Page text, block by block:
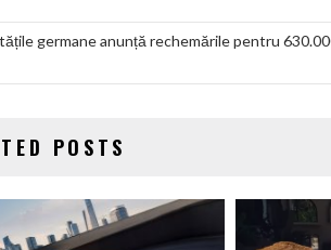
germane anunță rechemările pentru
POSTS